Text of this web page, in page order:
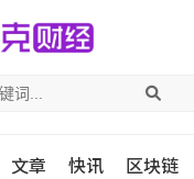
文章 快讯 区块链